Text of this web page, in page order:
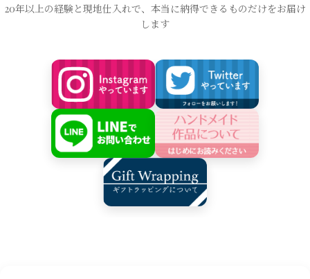
20年以上の経験と現地仕入れで、本当に納得できるものだけをお届け
します